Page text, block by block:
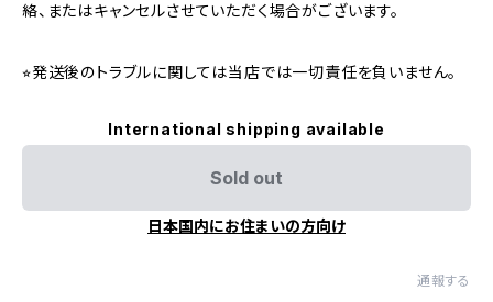
絡、またはキャンセルさせていただく場合がございます。
⭐︎発送後のトラブルに関しては当店では一切責任を負いません。
International shipping available
Sold out
日本国内にお住まいの方向け
通報する